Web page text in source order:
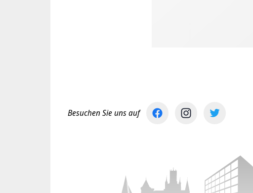
Besuchen Sie uns auf